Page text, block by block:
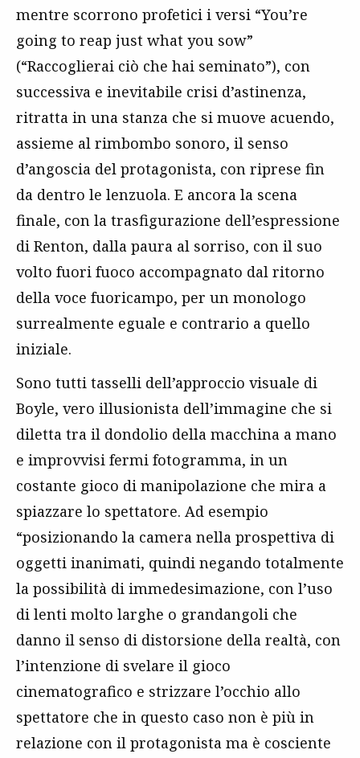
mentre scorrono profetici i versi “You’re
going to reap just what you sow”
(“Raccoglierai ciò che hai seminato”), con
successiva e inevitabile crisi d’astinenza,
ritratta in una stanza che si muove acuendo,
assieme al rimbombo sonoro, il senso
d’angoscia del protagonista, con riprese fin
da dentro le lenzuola. E ancora la scena
finale, con la trasfigurazione dell’espressione
di Renton, dalla paura al sorriso, con il suo
volto fuori fuoco accompagnato dal ritorno
della voce fuoricampo, per un monologo
surrealmente eguale e contrario a quello
iniziale.
Sono tutti tasselli dell’approccio visuale di
Boyle, vero illusionista dell’immagine che si
diletta tra il dondolio della macchina a mano
e improvvisi fermi fotogramma, in un
costante gioco di manipolazione che mira a
spiazzare lo spettatore. Ad esempio
“posizionando la camera nella prospettiva di
oggetti inanimati, quindi negando totalmente
la possibilità di immedesimazione, con l’uso
di lenti molto larghe o grandangoli che
danno il senso di distorsione della realtà, con
l’intenzione di svelare il gioco
cinematografico e strizzare l’occhio allo
spettatore che in questo caso non è più in
relazione con il protagonista ma è cosciente